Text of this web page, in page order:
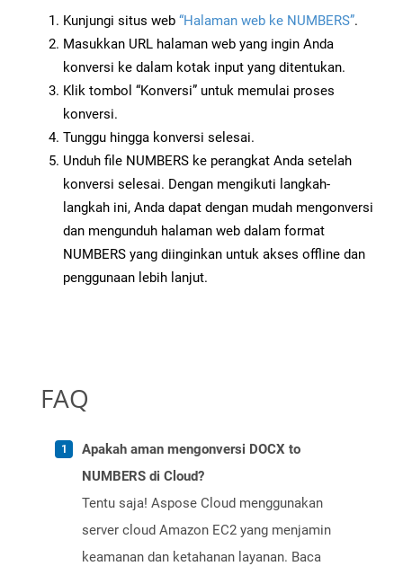
Kunjungi situs web “Halaman web ke NUMBERS”.
Masukkan URL halaman web yang ingin Anda
konversi ke dalam kotak input yang ditentukan.
Klik tombol “Konversi” untuk memulai proses
konversi.
Tunggu hingga konversi selesai.
Unduh file NUMBERS ke perangkat Anda setelah
konversi selesai. Dengan mengikuti langkah-
langkah ini, Anda dapat dengan mudah mengonversi
dan mengunduh halaman web dalam format
NUMBERS yang diinginkan untuk akses offline dan
penggunaan lebih lanjut.
FAQ
Apakah aman mengonversi DOCX to
NUMBERS di Cloud?
Tentu saja! Aspose Cloud menggunakan
server cloud Amazon EC2 yang menjamin
keamanan dan ketahanan layanan. Baca